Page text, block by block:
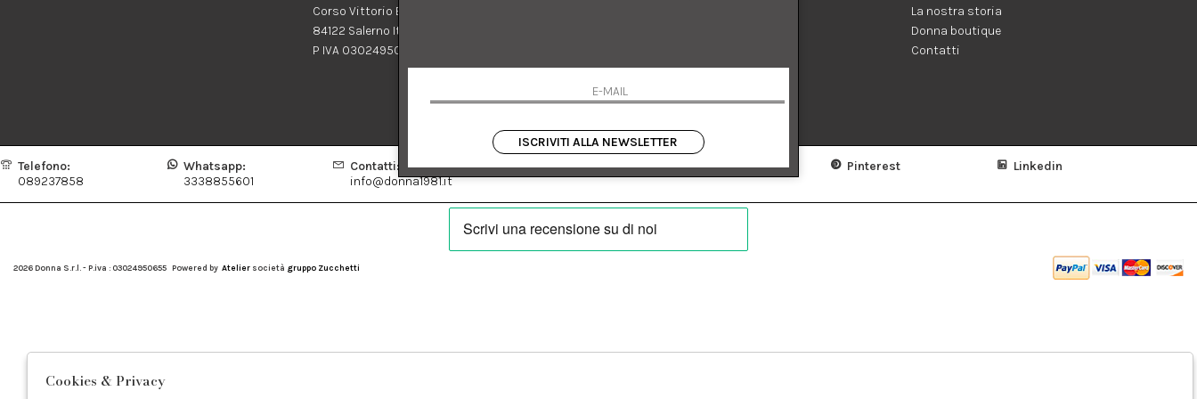
Corso Vittorio Emanuele 182
84122 Salerno Italia
P IVA 03024950655
Termini e condizioni
Condizioni di vendita
Spedizione
La nostra storia
Donna boutique
Contatti
Telefono:
089237858
Whatsapp:
3338855601
Contatti:
info@donna1981.it
Facebook Instagram Pinterest Linkedin
2026 Donna S.r.l. - P.iva : 03024950655 Powered by Atelier società gruppo Zucchetti
ISCRIVITI ALLA NEWSLETTER
Cookies & Privacy